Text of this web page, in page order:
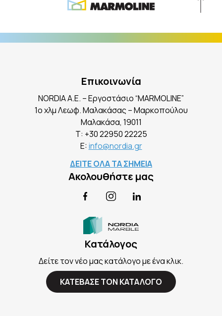
Επικοινωνία
NORDIA A.E. – Εργοστάσιο “MARMOLINE”
1ο χλμ Λεωφ. Μαλακάσας – Μαρκοπούλου
Mαλακάσα, 19011
Τ: +30 22950 22225
E:info@nordia.gr
ΔΕΙΤΕ ΟΛΑ ΤΑ ΣΗΜΕΙΑ
Ακολουθήστε μας
FacebookInstagramLinkedIn
Κατάλογος
Δείτε τον νέο μας κατάλογο με ένα κλικ.
ΚΑΤΕΒΑΣΕ ΤΟΝ ΚΑΤΑΛΟΓΟ